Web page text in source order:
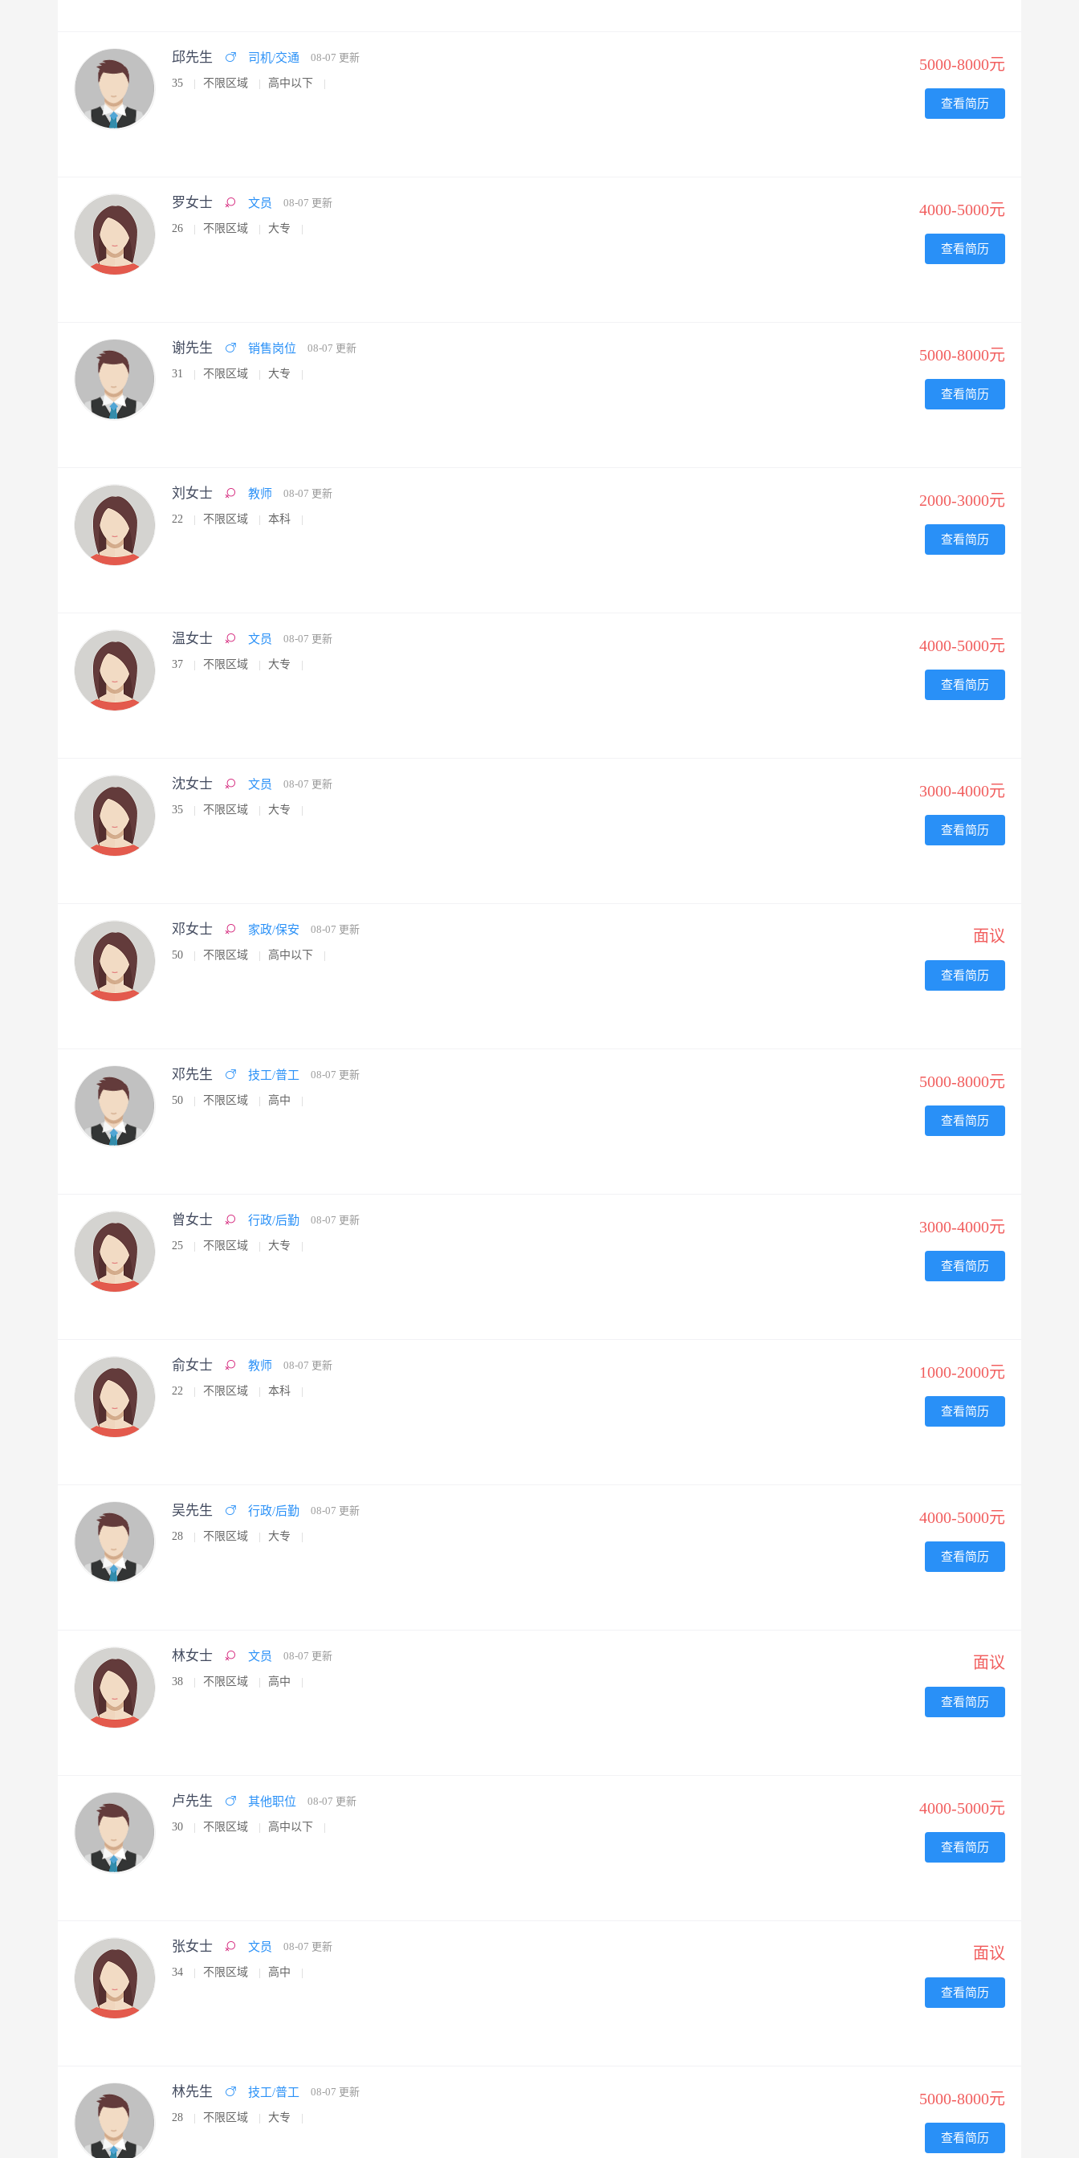
邱先生 司机/交通 08-07 更新
35 不限区域 高中以下
5000-8000元
查看简历
罗女士 文员 08-07 更新
26 不限区域 大专
4000-5000元
查看简历
谢先生 销售岗位 08-07 更新
31 不限区域 大专
5000-8000元
查看简历
刘女士 教师 08-07 更新
22 不限区域 本科
2000-3000元
查看简历
温女士 文员 08-07 更新
37 不限区域 大专
4000-5000元
查看简历
沈女士 文员 08-07 更新
35 不限区域 大专
3000-4000元
查看简历
邓女士 家政/保安 08-07 更新
50 不限区域 高中以下
面议
查看简历
邓先生 技工/普工 08-07 更新
50 不限区域 高中
5000-8000元
查看简历
曾女士 行政/后勤 08-07 更新
25 不限区域 大专
3000-4000元
查看简历
俞女士 教师 08-07 更新
22 不限区域 本科
1000-2000元
查看简历
吴先生 行政/后勤 08-07 更新
28 不限区域 大专
4000-5000元
查看简历
林女士 文员 08-07 更新
38 不限区域 高中
面议
查看简历
卢先生 其他职位 08-07 更新
30 不限区域 高中以下
4000-5000元
查看简历
张女士 文员 08-07 更新
34 不限区域 高中
面议
查看简历
林先生 技工/普工 08-07 更新
28 不限区域 大专
5000-8000元
查看简历